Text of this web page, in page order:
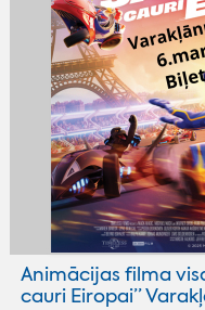
Animācijas filma
cauri Eiropai”